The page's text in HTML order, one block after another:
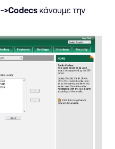
->Codecs κάνουμε την